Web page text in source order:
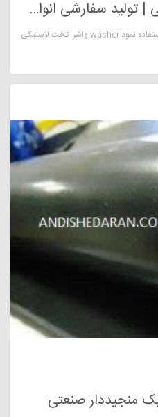
خرید واشر تخت لاستیکی | تولید سفارشی انواع گسکت لاستیکی
منجیددار صنعتی